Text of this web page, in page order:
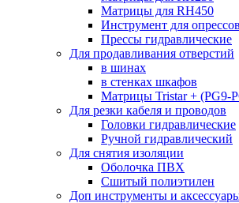
Матрицы для RH450
Инструмент для
Прессы гидравлические
Для продавливания отверстий
в шинах
в стенках шкафов
Матрицы Tristar + (PG9-
Для резки кабеля и проводов
Головки гидравлические
Ручной гидравлический
Для снятия изоляции
Оболочка ПВХ
Сшитый полиэтилен
Доп инструменты и